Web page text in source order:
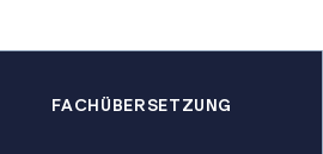
FACHÜBERSETZUNG